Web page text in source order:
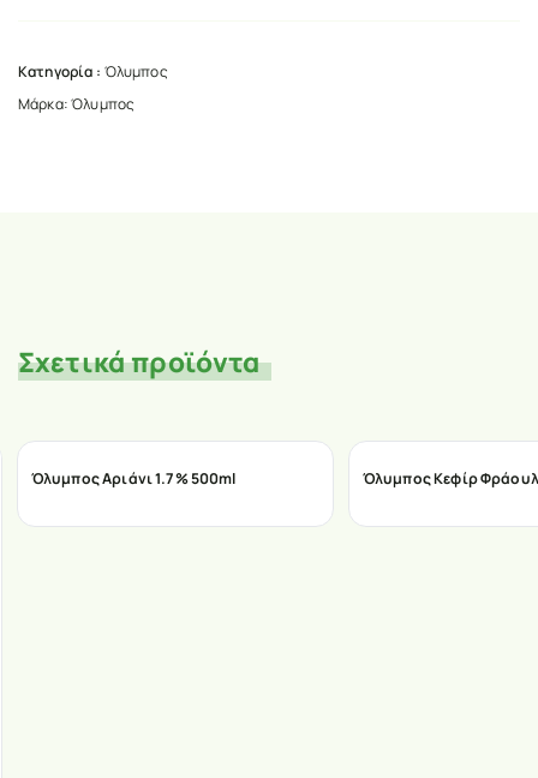
Κατηγορία : Όλυμπος
Μάρκα:Όλυμπος
Σχετικά προϊόντα
Όλυμπος Αριάνι 1.7% 500ml Όλυμπος Κεφίρ